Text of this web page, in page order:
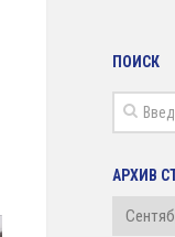
ПОИСК
АРХИВ
Архив